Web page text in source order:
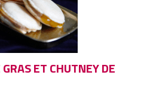
ET CHUTNEY DE